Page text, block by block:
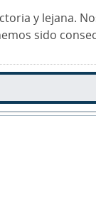
y lejana.
sido